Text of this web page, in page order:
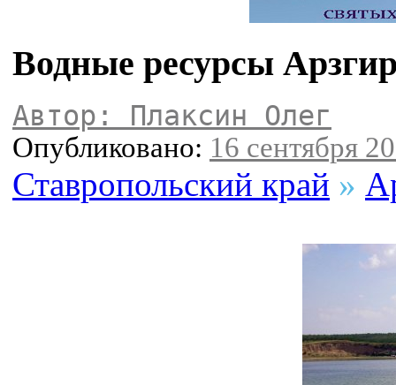
Водные ресурсы
Автор: Плаксин Олег
Опубликовано: 16 сентября
Ставропольский край »